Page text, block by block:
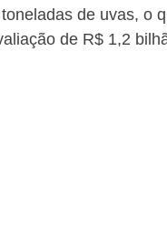
de uvas, o
de R$ 1,2